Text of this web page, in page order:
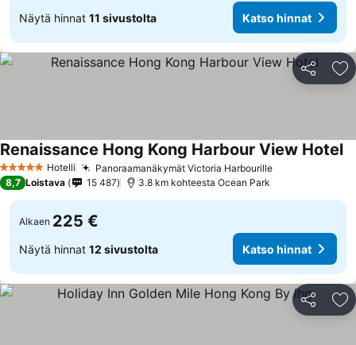
Näytä hinnat 11 sivustolta Katso hinnat
Jaa
5 Tähtiluokitus
Hotelli Panoraamanäkymät Victoria Harbourille
Renaissance Hong Kong Harbour View Hotel
8,7 Loistava 15 487 3.8 km kohteesta Ocean Park
Alkaen 225 €
Näytä hinnat 12 sivustolta Katso hinnat
Jaa